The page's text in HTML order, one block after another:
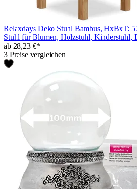
Relaxdays Deko Stuhl Bambus, HxBxT:
Stuhl für Blumen, Holzstuhl, Kinderstuhl,
ab 28,23 €*
3 Preise vergleichen